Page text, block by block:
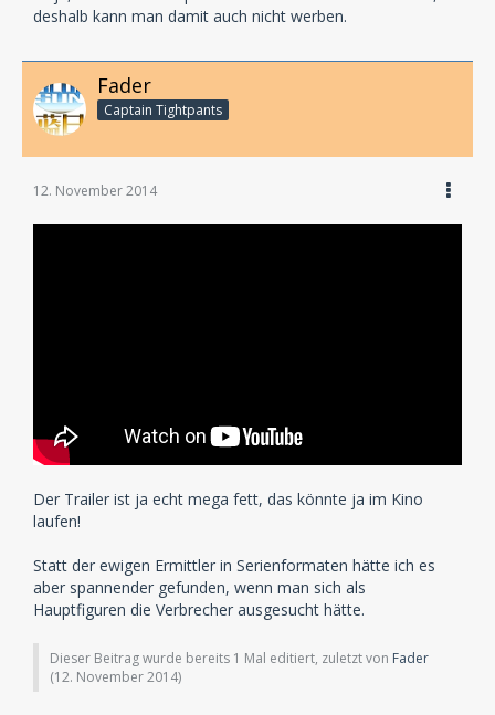
deshalb kann man damit auch nicht werben.
Fader
Captain Tightpants
12. November 2014
Der Trailer ist ja echt mega fett, das könnte ja im Kino
laufen!
Statt der ewigen Ermittler in Serienformaten hätte ich es
aber spannender gefunden, wenn man sich als
Hauptfiguren die Verbrecher ausgesucht hätte.
Dieser Beitrag wurde bereits 1 Mal editiert, zuletzt von Fader
(12. November 2014)